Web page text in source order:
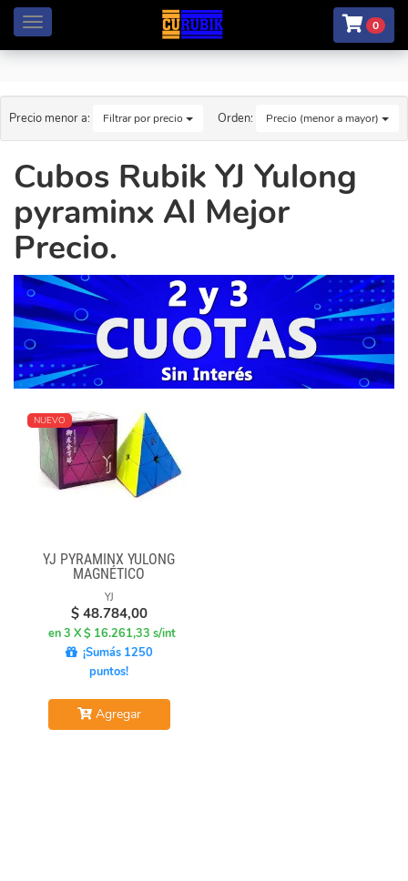
Menú 0
Precio menor a: Filtrar por precio Orden: Precio (menor a mayor)
Cubos Rubik YJ Yulong
pyraminx Al Mejor
Precio.
NUEVO
YJ PYRAMINX YULONG
MAGNÉTICO
YJ
$ 48.784,00
en 3 X $ 16.261,33 s/int
¡Sumás 1250
puntos!
Agregar